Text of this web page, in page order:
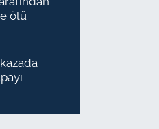
ölü